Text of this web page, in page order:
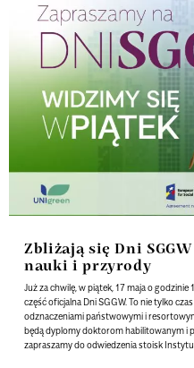
Zbliżają się Dni
nauki i przyrody
Już za chwilę, w piątek, 17 maja o
część oficjalna Dni SGGW. To nie tylko
odznaczeniami państwowymi i
będą dyplomy doktorom habilitowanym i
zapraszamy do odwiedzenia stoisk